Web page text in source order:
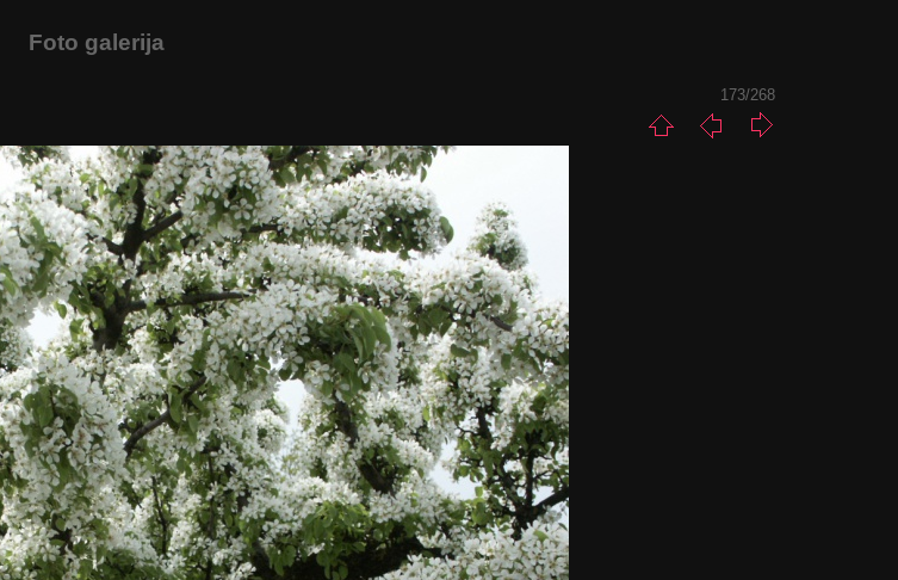
Foto galerija
173/268